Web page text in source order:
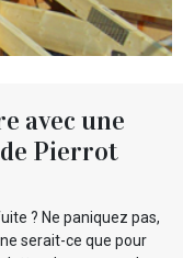
avec une
Pierrot
? Ne paniquez pas,
serait-ce que pour